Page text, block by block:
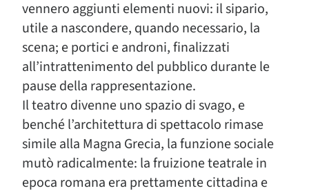
vennero aggiunti elementi nuovi: il sipario,
utile a nascondere, quando necessario, la
scena; e portici e androni, finalizzati
all’intrattenimento del pubblico durante le
pause della rappresentazione.
Il teatro divenne uno spazio di svago, e
benché l’architettura di spettacolo rimase
simile alla Magna Grecia, la funzione sociale
mutò radicalmente: la fruizione teatrale in
epoca romana era prettamente cittadina e